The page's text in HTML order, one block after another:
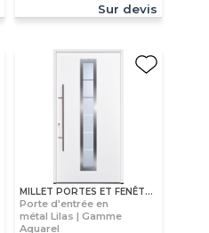
Sur devis
MILLET PORTES ET FENÊTRES
Porte d'entrée en
métal Lilas | Gamme
Aquarel